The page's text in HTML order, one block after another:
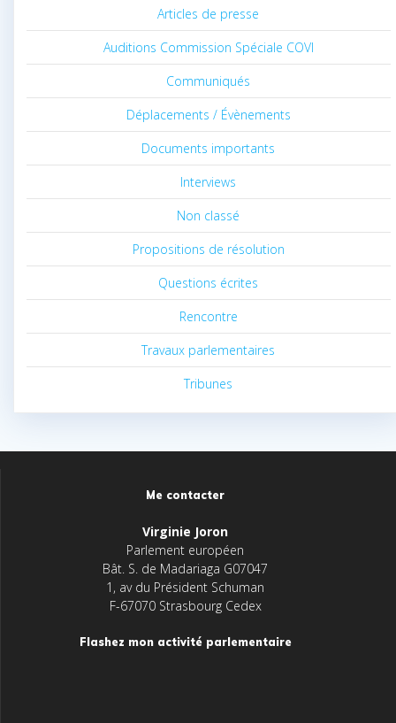
Articles de presse
Auditions Commission Spéciale COVI
Communiqués
Déplacements / Évènements
Documents importants
Interviews
Non classé
Propositions de résolution
Questions écrites
Rencontre
Travaux parlementaires
Tribunes
Me contacter
Virginie Joron
Parlement européen
Bât. S. de Madariaga G07047
1, av du Président Schuman
F-67070 Strasbourg Cedex
Flashez mon activité parlementaire